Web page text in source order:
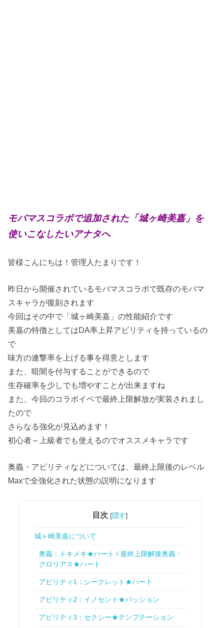
モバマスコラボで追加された「城ヶ崎美嘉」を
使いこなしたいアナタへ
皆様こんにちは！管理人たまりです！
昨日から開催されているモバマスコラボで既存のモバマ
スキャラが復刻されます
今回はその中で「城ヶ崎美嘉」の性能紹介です
美嘉の特徴としてはDA率上昇アビリティを持っているの
で
味方の連撃率を上げる事を得意とします
また、暗闇を付与することができるので
生存確率を少しでも増やすことが出来ますね
また、今回のコラボイベで最終上限解放が実装されまし
たので
さらなる強化が見込めます！
初心者～上級者でも使えるのでオススメキャラです
奥義・アビリティなどについては、最終上限後のレベル
Maxで全強化された状態の説明になります
目次 [隠す]
城ヶ崎美嘉について
奥義：トキメキ★ハート / 最終上限解後奥義：
グロリアス★ハート
アビリティ1：シークレット★ハート
アビリティ2：イノセント★パッション
アビリティ3：セクシー★テンプテーション